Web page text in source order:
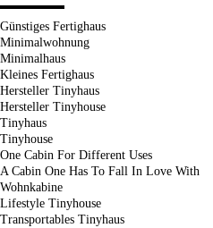
Günstiges Fertighaus
Minimalwohnung
Minimalhaus
Kleines Fertighaus
Hersteller Tinyhaus
Hersteller Tinyhouse
Tinyhaus
Tinyhouse
One Cabin For Different Uses
A Cabin One Has To Fall In Love With
Wohnkabine
Lifestyle Tinyhouse
Transportables Tinyhaus